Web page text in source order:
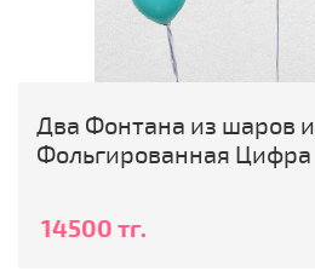
Два Фонтана из шаров и
Фольгированная Цифра
14500 тг.